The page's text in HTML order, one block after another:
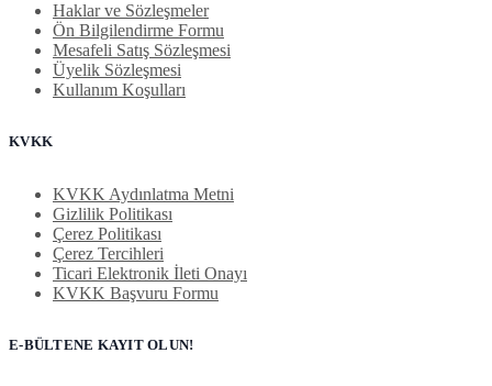
Haklar ve Sözleşmeler
Ön Bilgilendirme Formu
Mesafeli Satış Sözleşmesi
Üyelik Sözleşmesi
Kullanım Koşulları
KVKK
KVKK Aydınlatma Metni
Gizlilik Politikası
Çerez Politikası
Çerez Tercihleri
Ticari Elektronik İleti Onayı
KVKK Başvuru Formu
E-BÜLTENE KAYIT OLUN!